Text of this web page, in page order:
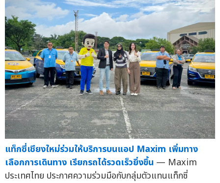
แท็กซี่เชียงใหม่ร่วมให้บริการบนแอป Maxim เพิ่มทาง
เลือกการเดินทาง เรียกรถได้รวดเร็วยิ่งขึ้น — Maxim
ประเทศไทย ประกาศความร่วมมือกับกลุ่มตัวแทนแท็กซี่